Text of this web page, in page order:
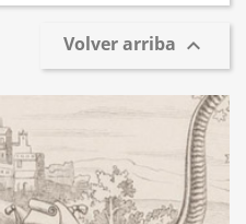
Volver arriba 